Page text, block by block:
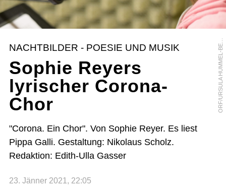
O
R
F
/
U
R
S
U
L
A
H
U
M
M
E
L
-
B
E
R
G
E
R
NACHTBILDER - POESIE UND MUSIK
Sophie Reyers
lyrischer Corona-
Chor
"Corona. Ein Chor". Von Sophie Reyer. Es liest
Pippa Galli. Gestaltung: Nikolaus Scholz.
Redaktion: Edith-Ulla Gasser
23. Jänner 2021, 22:05